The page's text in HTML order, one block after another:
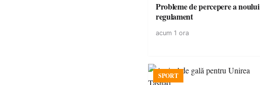
Probleme de percepere a noului
regulament
acum 1 ora
SPORT